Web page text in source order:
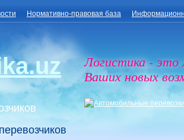
Нормативно-правовая база
Логистика - это
Ваших новых